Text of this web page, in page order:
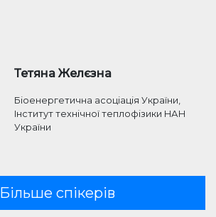
Тетяна Желєзна
Біоенергетична асоціація України,
Інститут технічної теплофізики НАН
України
Більше спікерів